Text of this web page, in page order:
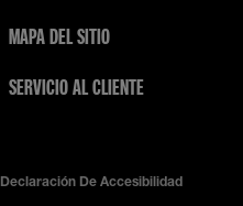
MAPA DEL SITIO
SERVICIO AL CLIENTE
Declaración De Accesibilidad